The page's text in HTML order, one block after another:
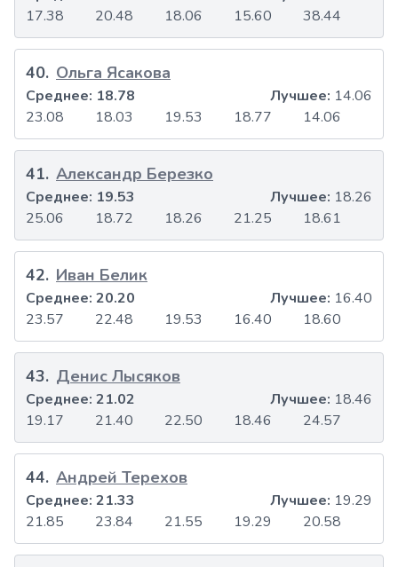
17.38 20.48 18.06 15.60 38.44
40. Ольга Ясакова
23.08 18.03 19.53 18.77 14.06
Среднее: 18.78 Лучшее: 14.06
41. Александр Березко
25.06 18.72 18.26 21.25 18.61
Среднее: 19.53 Лучшее: 18.26
42. Иван Белик
23.57 22.48 19.53 16.40 18.60
Среднее: 20.20 Лучшее: 16.40
43. Денис Лысяков
19.17 21.40 22.50 18.46 24.57
Среднее: 21.02 Лучшее: 18.46
44. Андрей Терехов
21.85 23.84 21.55 19.29 20.58
Среднее: 21.33 Лучшее: 19.29